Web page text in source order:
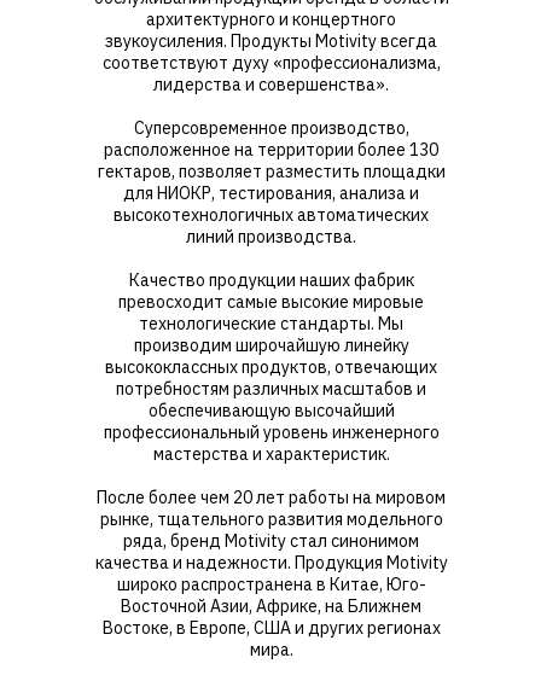
архитектурного и концертного
звукоусиления. Продукты Motivity всегда
соответствуют духу «профессионализма,
лидерства и совершенства».
Суперсовременное производство,
расположенное на территории более 130
гектаров, позволяет разместить площадки
для НИОКР, тестирования, анализа и
высокотехнологичных автоматических
линий производства.
Качество продукции наших фабрик
превосходит самые высокие мировые
технологические стандарты. Мы
производим широчайшую линейку
высококлассных продуктов, отвечающих
потребностям различных масштабов и
обеспечивающую высочайший
профессиональный уровень инженерного
мастерства и характеристик.
После более чем 20 лет работы на мировом
рынке, тщательного развития модельного
ряда, бренд Motivity стал синонимом
качества и надежности. Продукция Motivity
широко распространена в Китае, Юго-
Восточной Азии, Африке, на Ближнем
Востоке, в Европе, США и других регионах
мира.